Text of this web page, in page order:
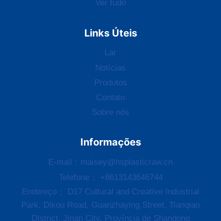
Ver tudo
Links Úteis
Lar
Notícias
Produtos
Contato
Sobre nós
Informações
E-mail： maisey@hsplasticraw.cn
Telefone： +8613143646744
Endereço： D17 Cultural and Creative Industrial
Park, Dikou Road, Guanzhaying Street, Tianqiao
District, Jinan City, Província de Shandong